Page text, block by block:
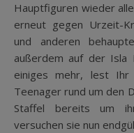
Hauptfiguren wieder
erneut gegen Urzeit-
und anderen
außerdem auf der Isla
einiges mehr, lest
Teenager rund um den
Staffel bereits um
versuchen sie nun